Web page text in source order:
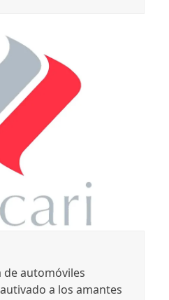
de automóviles
a los amantes